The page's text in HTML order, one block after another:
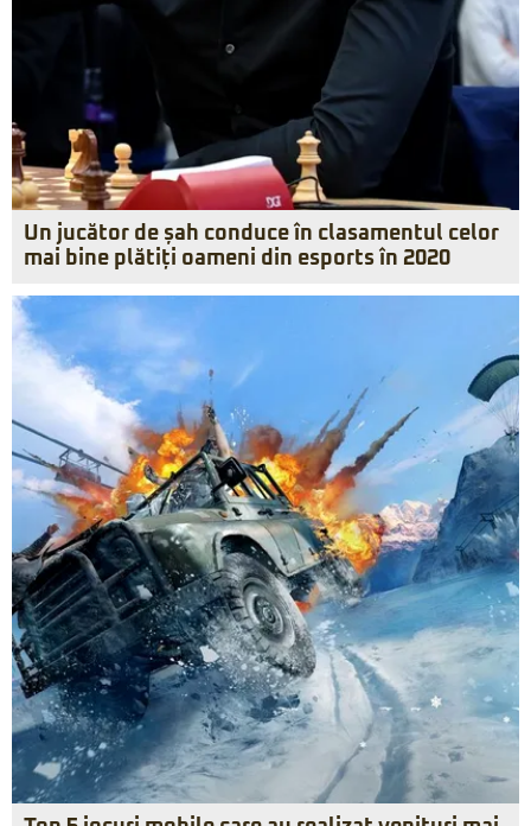
Un jucător de șah conduce în clasamentul celor
mai bine plătiți oameni din esports în 2020